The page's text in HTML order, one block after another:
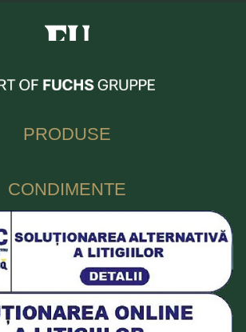
PRODUSE
CONDIMENTE